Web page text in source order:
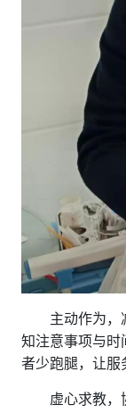
主动作为，
知注意事项与时
者少跑腿，让服
虚心求教，